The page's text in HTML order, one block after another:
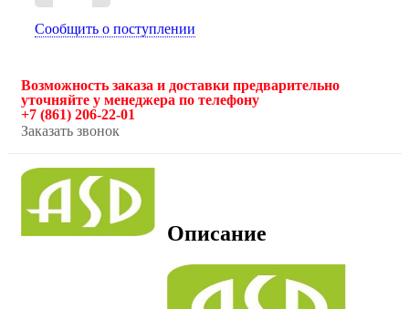
Сообщить о поступлении
Возможность заказа и доставки предварительно
уточняйте у менеджера по телефону
+7 (861) 206-22-01
Заказать звонок
Описание